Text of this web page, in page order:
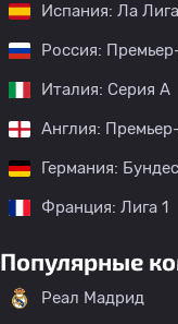
Испания: Ла Лига
Россия:
Италия: Серия А
Англия:
Германия:
Франция: Лига 1
Популярные
Реал Мадрид